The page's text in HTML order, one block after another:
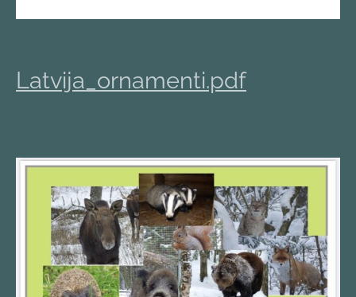
Latvija_ornamenti.pdf